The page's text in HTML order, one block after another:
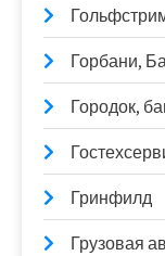
Горбани,
Городок,
Гринфилд
Грузовая